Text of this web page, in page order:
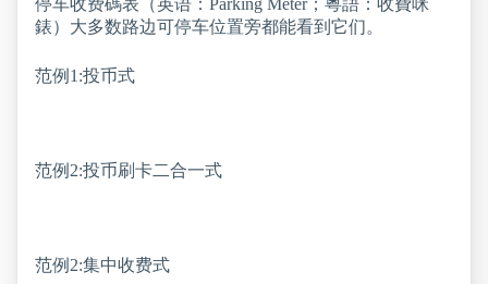
停车收费碼表（英语：Parking Meter；粵語：收費咪
錶）大多数路边可停车位置旁都能看到它们。
范例1:投币式
范例2:投币刷卡二合一式
范例2:集中收费式